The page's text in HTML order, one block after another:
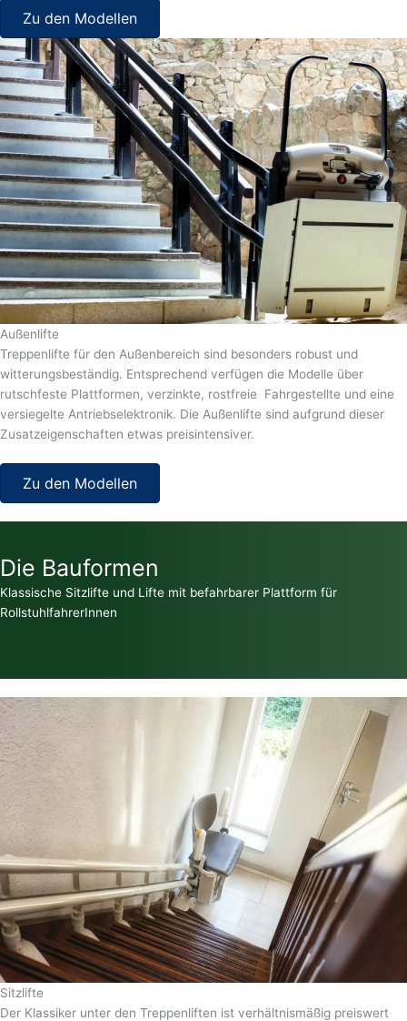
Zu den Modellen
Außenlifte
Treppenlifte für den Außenbereich sind besonders robust und
witterungsbeständig. Entsprechend verfügen die Modelle über
rutschfeste Plattformen, verzinkte, rostfreie Fahrgestellte und eine
versiegelte Antriebselektronik. Die Außenlifte sind aufgrund dieser
Zusatzeigenschaften etwas preisintensiver.
Zu den Modellen
Die Bauformen
Klassische Sitzlifte und Lifte mit befahrbarer Plattform für
RollstuhlfahrerInnen
Sitzlifte
Der Klassiker unter den Treppenliften ist verhältnismäßig preiswert